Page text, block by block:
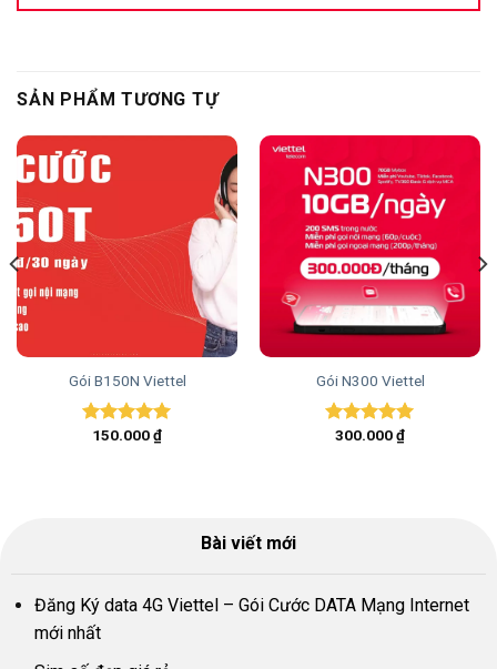
SẢN PHẨM TƯƠNG TỰ
Gói B150N Viettel
Được xếp
150.000₫
Gói N300 Viettel
Được xếp
300.000₫
Bài viết mới
Đăng Ký data 4G Viettel – Gói Cước DATA Mạng Internet
mới nhất